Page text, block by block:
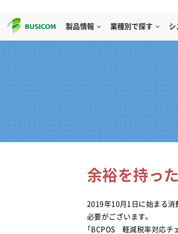
製品情報 業種別で探す シ
余裕を持っ
2019年10月1日に始まる消
必要がございます。
「BCPOS 軽減税率対応チ